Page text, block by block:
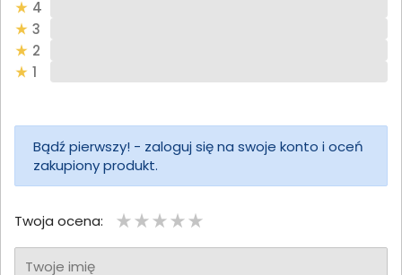
4
3
2
1
Bądź pierwszy! - zaloguj się na swoje konto i oceń
zakupiony produkt.
Twoja ocena:
Twoje imię